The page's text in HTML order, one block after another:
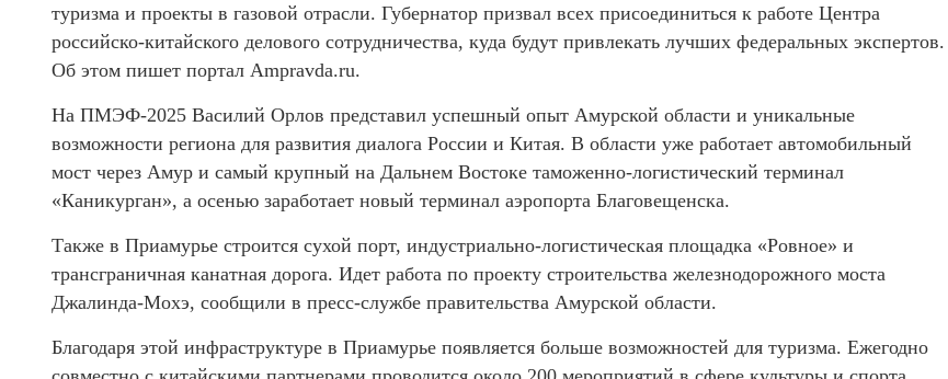
туризма и проекты в газовой отрасли. Губернатор призвал всех присоединиться к работе Центра
российско-китайского делового сотрудничества, куда будут привлекать лучших федеральных экспертов.
Об этом пишет портал Ampravda.ru.
На ПМЭФ-2025 Василий Орлов представил успешный опыт Амурской области и уникальные
возможности региона для развития диалога России и Китая. В области уже работает автомобильный
мост через Амур и самый крупный на Дальнем Востоке таможенно-логистический терминал
«Каникурган», а осенью заработает новый терминал аэропорта Благовещенска.
Также в Приамурье строится сухой порт, индустриально-логистическая площадка «Ровное» и
трансграничная канатная дорога. Идет работа по проекту строительства железнодорожного моста
Джалинда-Мохэ, сообщили в пресс-службе правительства Амурской области.
Благодаря этой инфраструктуре в Приамурье появляется больше возможностей для туризма. Ежегодно